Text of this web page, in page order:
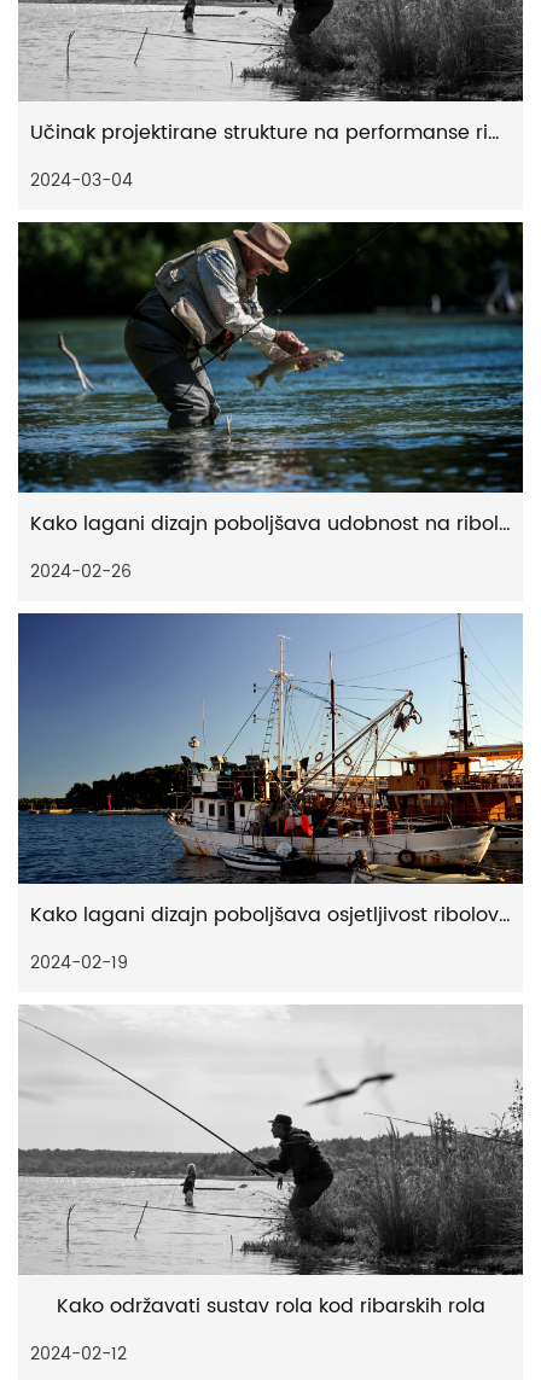
Učinak projektirane strukture na performanse ribolovnih spinnera
2024-03-04
Kako lagani dizajn poboljšava udobnost na ribolovnim rolama
2024-02-26
Kako lagani dizajn poboljšava osjetljivost ribolovnih rola
2024-02-19
Kako održavati sustav rola kod ribarskih rola
2024-02-12